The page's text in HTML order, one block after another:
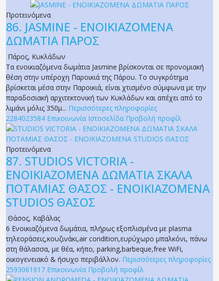
Προτεινόμενα
86. JASMINE - ΕΝΟΙΚΙΑΖΟΜΕΝΑ
ΔΩΜΑΤΙΑ ΠΑΡΟΣ
Πάρος, Κυκλάδων
Τα ενοικιαζόμενα δωμάτια Jasmine βρίσκονται σε προνομιακή
θέση στην υπέροχη Παροικιά της Πάρου. Το συγκρότημα
βρίσκεται μέσα στην Παροικιά, είναι χτισμένο σύμφωνα με την
παραδοσιακή αρχιτεκτονική των Κυκλάδων και απέχει από το
λιμάνι μόλις 350μ... Περισσότερες πληροφορίες
2284023584 Επικοινωνία Ιστοσελίδα Προβολή προφίλ
Προτεινόμενα
87. STUDIOS VICTORIA -
ΕΝΟΙΚΙΑΖΟΜΕΝΑ ΔΩΜΑΤΙΑ ΣΚΑΛΑ
ΠΟΤΑΜΙΑΣ ΘΑΣΟΣ - ΕΝΟΙΚΙΑΖΟΜΕΝΑ
STUDIOS ΘΑΣΟΣ
Θάσος, Καβάλας
6 Ενοικιαζόμενα δωμάτια, πλήρως εξοπλισμένα με plasma
τηλεοράσεις,κουζινάκι,air condition,ευρύχωρο μπαλκόνι, πάνω
στη θάλασσα, με θέα, κήπο, parking,barbeque,free WiFi,
οικογενειακό & ήσυχο περιβάλλον. Περισσότερες πληροφορίες
2593061917 Επικοινωνία Προβολή προφίλ